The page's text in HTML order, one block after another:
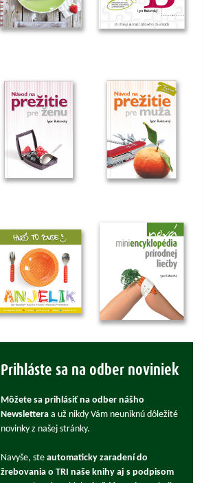
Prihláste sa na odber noviniek
Môžete sa prihlásiť na odber nášho
Newsletteraa už nikdy Vám neuniknú dôležité
novinky z našej stránky.
Navyše, ste automaticky zaradení do
žrebovania o TRI naše knihy aj s podpisom